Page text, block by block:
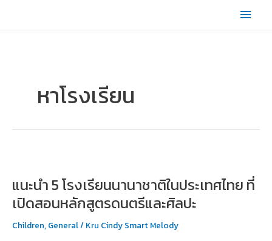
content
Main
หาโรงเรียน
แนะนำ 5 โรงเรียนนานาชาติในประเทศไทย ที่
เปิดสอนหลักสูตรดนตรีและศิลปะ
Children, General/ Kru Cindy Smart Melody
โรงเรียน
นานาชาติ
ใน
ประเทศไทย